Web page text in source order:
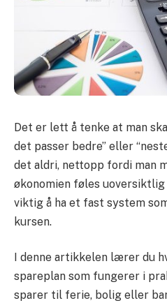
Det er lett å tenke at man
det passer bedre” eller
det aldri, nettopp fordi man
økonomien føles
viktig å ha et fast system
kursen.
I denne artikkelen lærer du
spareplan som fungerer i
sparer til ferie, bolig eller